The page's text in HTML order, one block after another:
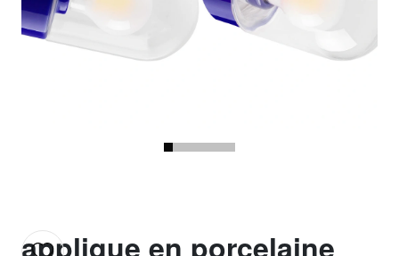
applique en porcelaine